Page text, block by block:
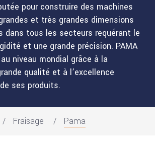
pour construire des machines
et très grandes dimensions
dans tous les secteurs requérant le
et une grande précision. PAMA
niveau mondial grâce à la
qualité et à l’excellence
ses produits.
Fraisage Pama